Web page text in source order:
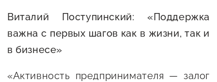
Быть в курсе
Истории успеха
Мероприятия
Новости
Виталий Поступинский: «Поддержка
важна с первых шагов как в жизни, так и
в бизнесе»
«Активность предпринимателя — залог